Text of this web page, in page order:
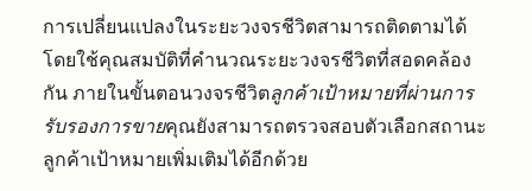
การเปลี่ยนแปลงในระยะวงจรชีวิตสามารถติดตามได้
โดยใช้คุณสมบัติที่คำนวณระยะวงจรชีวิตที่สอดคล้อง
กัน ภายในขั้นตอนวงจรชีวิตลูกค้าเป้าหมายที่ผ่านการ
รับรองการขายคุณยังสามารถตรวจสอบตัวเลือกสถานะ
ลูกค้าเป้าหมายเพิ่มเติมได้อีกด้วย